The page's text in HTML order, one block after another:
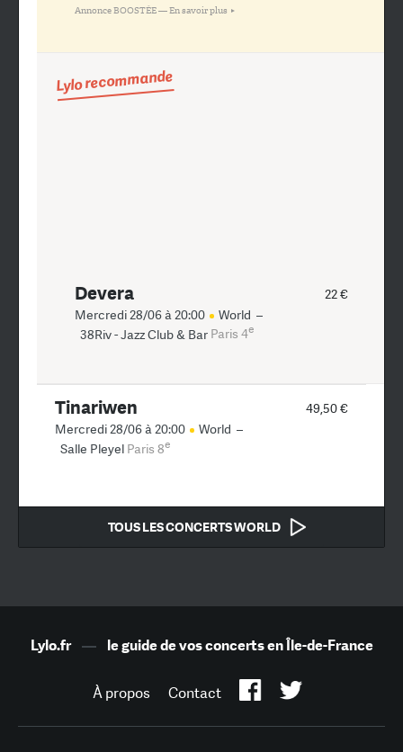
Annonce BOOSTÉE —En savoir plus
22 €
Lylo recommande
Devera
Mercredi 28/06 à 20:00 World –
38Riv - Jazz Club & Bar Paris 4e
49,50 €
Tinariwen
Mercredi 28/06 à 20:00 World –
Salle Pleyel Paris 8e
TOUS LES CONCERTS WORLD
Lylo.fr— le guide de vos concerts en Île-de-France
À propos Contact